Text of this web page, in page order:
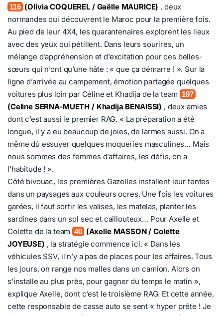
116 (Olivia COQUEREL / Gaëlle MAURICE) , deux
normandes qui découvrent le Maroc pour la première fois.
Au pied de leur 4X4, les quarantenaires explorent les lieux
avec des yeux qui pétillent. Dans leurs sourires, un
mélange d’appréhension et d’excitation pour ces belles-
sœurs qui n’ont qu’une hâte : « que ça démarre ! ». Sur la
ligne d’arrivée au campement, émotion partagée quelques
voitures plus loin par Céline et Khadija de la team 197
(Celine SERNA-MUETH / Khadija BENAISSI) , deux amies
dont c’est aussi le premier RAG. « La préparation a été
longue, il y a eu beaucoup de joies, de larmes aussi. On a
même dû essuyer quelques moqueries masculines… Mais
nous sommes des femmes d’affaires, les défis, on a
l’habitude ! ».
Côté bivouac, les premières Gazelles installent leur tentes
dans un paysages aux couleurs ocres. Une fois les voitures
garées, il faut sortir les valises, les matelas, planter les
sardines dans un sol sec et caillouteux… Pour Axelle et
Colette de la team 40 (Axelle MASSON / Colette
JOYEUSE) , la stratégie commence ici. « Dans les
véhicules SSV, il n’y a pas de places pour les affaires. Tous
les jours, on range nos malles dans un camion. Alors on
s’installe au plus près, pour gagner du temps le matin »,
explique Axelle, dont c’est le troisième RAG. Et cette année,
cette responsable de casse auto se sent « hyper prête ! Je